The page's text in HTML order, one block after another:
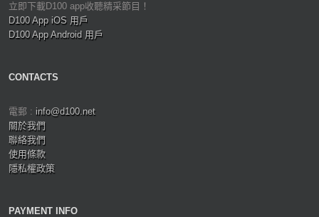
立即下載D100 app收聽精采節目！
D100 App iOS 用戶
D100 App Android 用戶
CONTACTS
電郵 : info@d100.net
關於我們
聯絡我們
使用條款
隱私權政策
PAYMENT INFO